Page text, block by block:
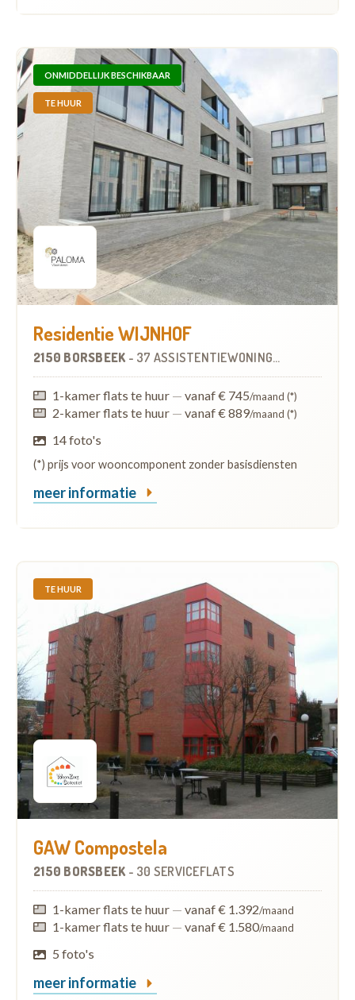
ONMIDDELLIJK BESCHIKBAAR
TE HUUR
Residentie WIJNHOF
2150 BORSBEEK - 37 ASSISTENTIEWONINGEN
1-kamer flats te huur — vanaf € 745/maand (*)
2-kamer flats te huur — vanaf € 889/maand (*)
14 foto's
(*) prijs voor wooncomponent zonder basisdiensten
meer informatie
TE HUUR
GAW Compostela
2150 BORSBEEK - 30 SERVICEFLATS
1-kamer flats te huur — vanaf € 1.392/maand
1-kamer flats te huur — vanaf € 1.580/maand
5 foto's
meer informatie